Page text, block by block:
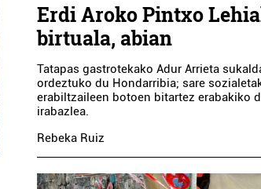
Erdi Aroko Pintxo
birtuala, abian
Tatapas gastrotekako Adur Arrieta
ordeztuko du Hondarribia; sare
erabiltzaileen botoen bitartez erabakiko
irabazlea.
Rebeka Ruiz